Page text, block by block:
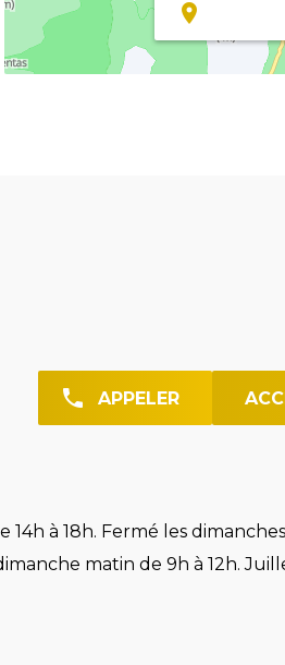
APPELER
à 18h. Fermé les
matin de 9h à 12h.